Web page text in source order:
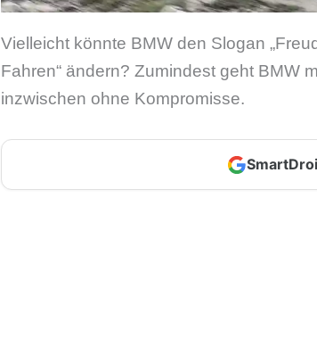
Vielleicht könnte BMW den Slogan
Fahren“ ändern? Zumindest geht BMW
inzwischen ohne Kompromisse.